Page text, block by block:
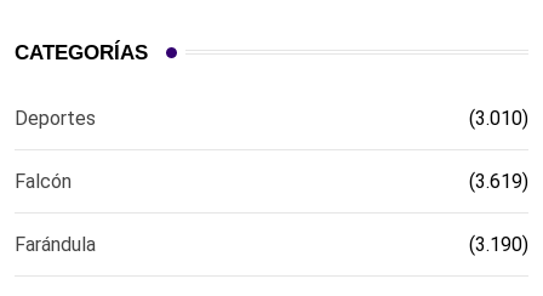
CATEGORÍAS
Deportes (3.010)
Falcón (3.619)
Farándula (3.190)